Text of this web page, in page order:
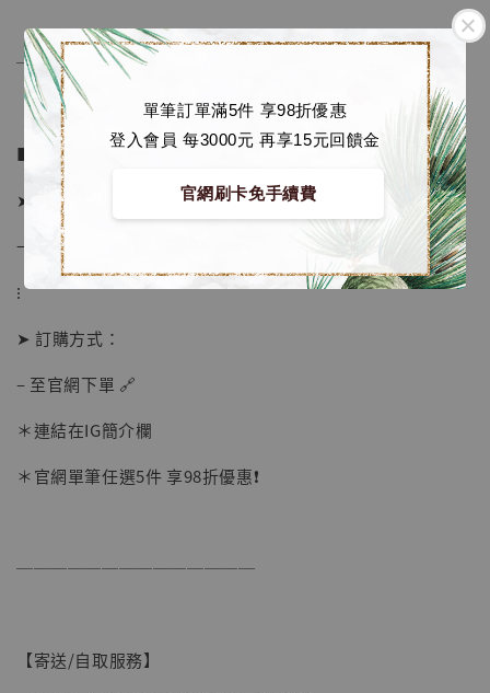
單筆訂單滿5件 享98折優惠
登入會員 每3000元 再享15元回饋金
官網刷卡免手續費
【現貨】BJSTUDIO 1/6系列可動蒐藏人偶 讓
子彈飛 鵝城縣長 張麻子 [BK01]
NT$ 4,980
──────────────
■ 販售資訊：
➤ 價格 950元
→ 售價已包含國際運費
⁝
➤ 訂購方式：
– 至官網下單 🔗
＊連結在IG簡介欄
＊官網單筆任選5件 享98折優惠❗️
──────────────
【寄送/自取服務】